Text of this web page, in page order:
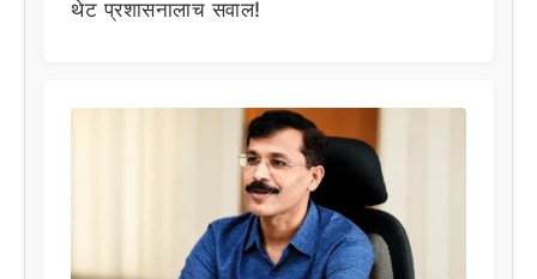
थेट प्रशासनालाच सवाल!